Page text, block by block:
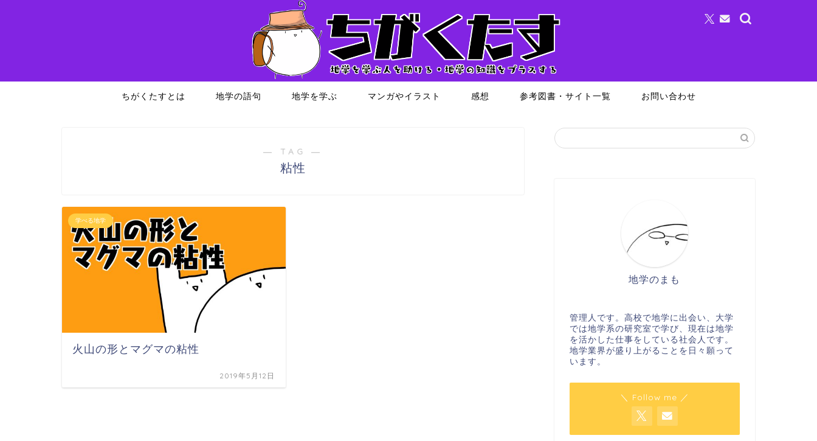
ちがくたすとは 地学の語句 地学を学ぶ マンガやイラスト 感想 参考図書・サイト一覧 お問い合わせ
― TAG ―
粘性
学べる地学
火山の形とマグマの粘性
2019年5月12日
地学のまも
管理人です。高校で地学に出会い、大学
では地学系の研究室で学び、現在は地学
を活かした仕事をしている社会人です。
地学業界が盛り上がることを日々願って
います。
＼ Follow me ／